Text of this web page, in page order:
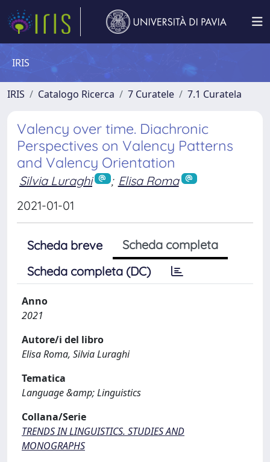
IRIS
IRIS Catalogo Ricerca 7 Curatele 7.1 Curatela
Valency over time. Diachronic
Perspectives on Valency Patterns
and Valency Orientation
Silvia Luraghi ; Elisa Roma
2021-01-01
Scheda breve
Scheda completa
Scheda completa (DC)
Anno
2021
Autore/i del libro
Elisa Roma, Silvia Luraghi
Tematica
Language &amp; Linguistics
Collana/Serie
TRENDS IN LINGUISTICS. STUDIES AND
MONOGRAPHS